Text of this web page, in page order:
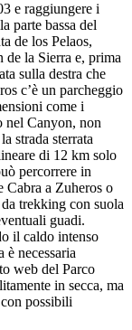
e raggiungere i
parte bassa del
de los Pelaos,
de la Sierra e, prima
sulla destra che
c’è un parcheggio
come i
nel Canyon, non
strada sterrata
di 12 km solo
percorrere in
Cabra a Zuheros o
trekking con suola
guadi.
il caldo intenso
è necessaria
web del Parco
in secca, ma
possibili